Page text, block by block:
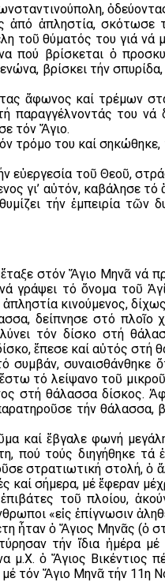
ἀπό ἀπληστία, σκότωσε
τοῦ θύματός του γιά νά
πού βρίσκεται ὁ
βρίσκει τήν
ἄφωνος καί τρέμων
παραγγέλνοντάς του
τόν Ἅγιο.
τρόμο του καί
εὐεργεσία τοῦ Θεοῦ,
γι’ αὐτόν, καβάλησε
τήν ἐμπειρία
στόν Ἅγιο Μηνᾶ νά
γράψει τό ὄνομα τοῦ
κινούμενος,
δείπνησε στό
τόν δίσκο στή
ἔπεσε καί αὐτός στή
συμβάν,
τό λείψανο τοῦ
στή θάλασσα δίσκος.
τήν θάλασσα,
καί ἔβγαλε φωνή
πού τούς διηγήθηκε
στρατιωτική στολή, ὁ
καί σήμερα, μέ ἔφεραν
τοῦ πλοίου,
«εἰς ἐπίγνωσιν
ἦταν ὁ Ἅγιος Μηνᾶς (ὁ
τήν ἴδια
μ.Χ. ὁ Ἅγιος Βικέντιος
τόν Ἅγιο Μηνᾶ τήν 11η